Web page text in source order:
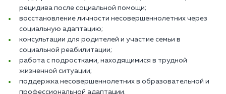
рецидива после социальной помощи;
восстановление личности несовершеннолетних через
социальную адаптацию;
консультации для родителей и участие семьи в
социальной реабилитации;
работа с подростками, находящимися в трудной
жизненной ситуации;
поддержка несовершеннолетних в образовательной и
профессиональной адаптации.